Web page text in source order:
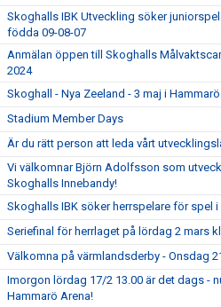
Skoghalls IBK Utveckling söker
födda 09-08-07
Anmälan öppen till Skoghalls
2024
Skoghall - Nya Zeeland - 3 maj i
Stadium Member Days
Är du rätt person att leda vårt
Vi välkomnar Björn Adolfsson som
Skoghalls Innebandy!
Skoghalls IBK söker herrspelare för spel
Seriefinal för herrlaget på lördag 2 mars
Välkomna på värmlandsderby - Onsdag
Imorgon lördag 17/2 13.00 är det dags -
Hammarö Arena!